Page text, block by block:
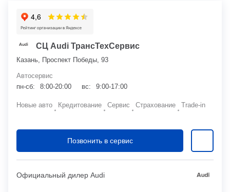
СЦ Audi ТрансТехСервис
Казань, Проспект Победы, 93
Автосервис
пн-сб:
8:00-20:00 вс: 9:00-17:00
Новые авто Кредитование Сервис Страхование Trade-in
Позвонить в сервис
Официальный дилер Audi